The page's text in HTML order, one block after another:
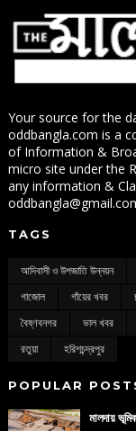
Your source for the
oddbangla.com is a
of Information &
micro site under the
any information &
TAGS
আদিবাসী ও উপজাতি উন্নয়ন
গাজোল
গাঁয়ের খবর
বৈষ্ণবনগর
ভাল খবর
রতুয়া
হরিশচন্দ্রপুর
POPULAR
মালদায়